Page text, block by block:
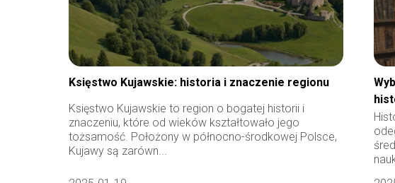
Księstwo Kujawskie: historia i znaczenie regionu
Księstwo Kujawskie to region o bogatej historii i
znaczeniu, które od wieków kształtowało jego
tożsamość. Położony w północno-środkowej Polsce,
Kujawy są zarówn...